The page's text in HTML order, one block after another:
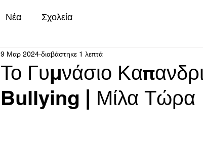
Νέα Σχολεία
Το Γυμνάσιο
Bullying | Μίλα Τώρα
9 Μαρ 2024 διαβάστηκε 1 λεπτά